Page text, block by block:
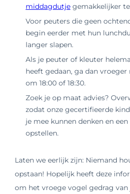
middagdutje gemakkelijker
Voor peuters die geen
begin eerder met hun
langer slapen.
Als je peuter of kleuter
heeft gedaan, ga dan
om 18:00 of 18:30.
Zoek je op maat advies?
zodat onze gecertifieerde
je mee kunnen denken en
opstellen.
Laten we eerlijk zijn: Niemand
opstaan! Hopelijk heeft deze
om het vroege vogel gedrag